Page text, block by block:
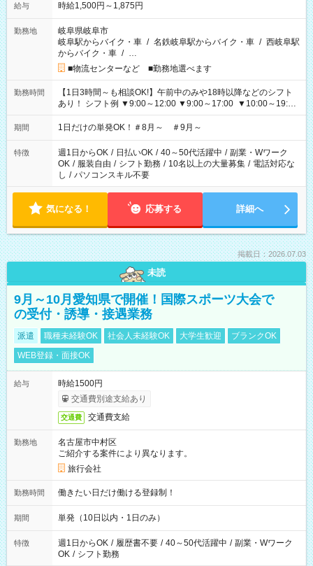
給与 時給1,500円～1,875円
勤務地
岐阜県岐阜市
岐阜駅からバイク・車 / 名鉄岐阜駅からバイク・車 / 西岐阜駅
からバイク・車 / …
■物流センターなど ■勤務地選べます
勤務時間
【1日3時間～も相談OK!】午前中のみや18時以降などのシフト
あり！ シフト例 ▼9:00～12:00 ▼9:00～17:00 ▼10:00～19:00
▼18:00～21:00
期間 1日だけの単発OK！＃8月～ ＃9月～
特徴 週1日からOK / 日払いOK / 40～50代活躍中 / 副業・Wワーク
OK / 服装自由 / シフト勤務 / 10名以上の大量募集 / 電話対応な
し / パソコンスキル不要
気になる！ 応募する 詳細へ
掲載日：2026.07.03
未読
9月～10月愛知県で開催！国際スポーツ大会で
の受付・誘導・接遇業務
派遣 職種未経験OK 社会人未経験OK 大学生歓迎
ブランクOK
WEB登録・面接OK
給与
時給1500円
交通費別途支給あり
交通費 交通費支給
勤務地
名古屋市中村区
ご紹介する案件により異なります。
旅行会社
勤務時間 働きたい日だけ働ける登録制！
期間 単発（10日以内・1日のみ）
特徴 週1日からOK / 履歴書不要 / 40～50代活躍中 / 副業・Wワーク
OK / シフト勤務